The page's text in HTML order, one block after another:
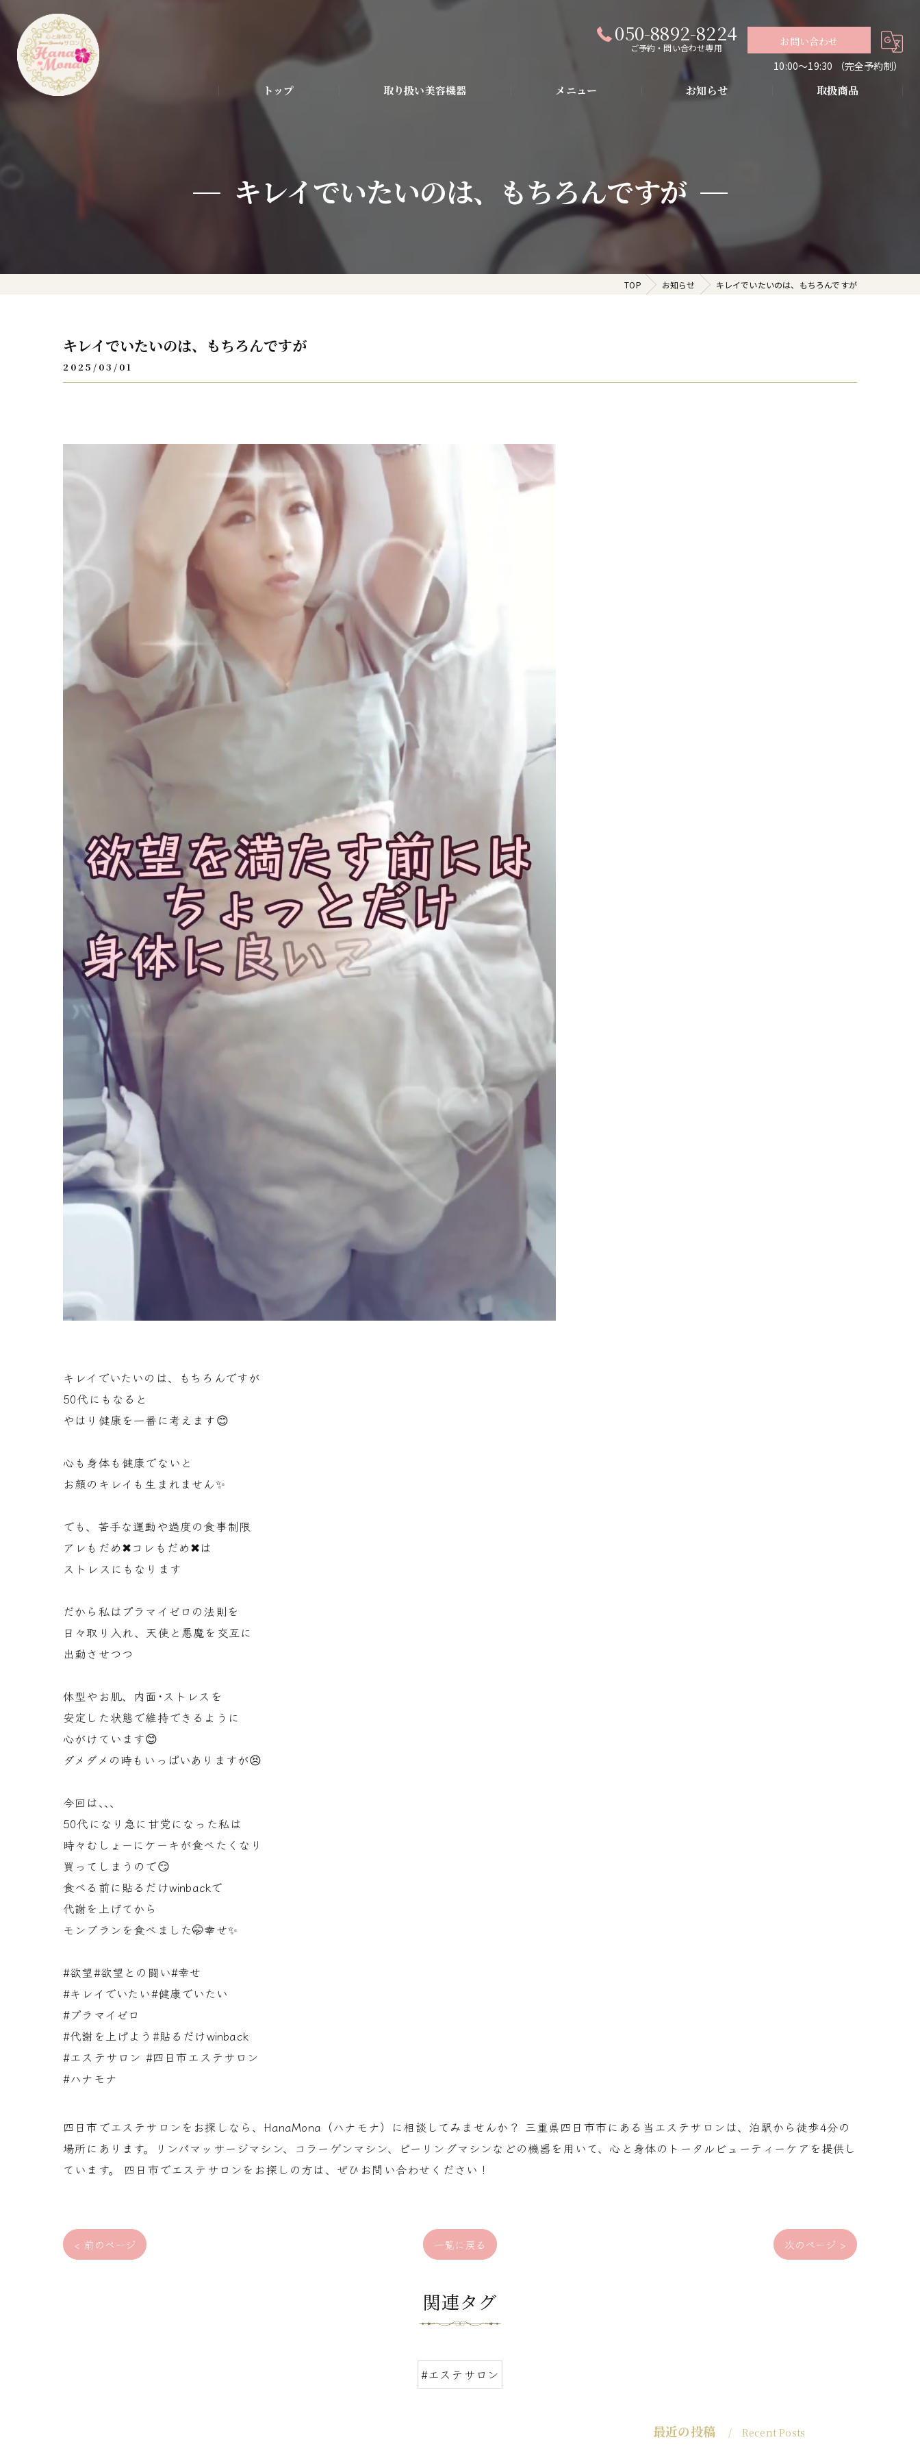
050-8892-8224
ご予約・問い合わせ専用
お問い合わせ
10:00〜19:30 （完全予約制）
トップ 取り扱い美容機器 メニュー
ピーリング・美容液導入・お肌の悩み改善
ダイエット・小顔・代謝アップ・肌質改善・リラクゼーション
お知らせ 取扱商品
キレイでいたいのは、もちろんですが
TOP お知らせ キレイでいたいのは、もちろんですが
キレイでいたいのは、もちろんですが
2025/03/01
キレイでいたいのは、もちろんですが
50代にもなると
やはり健康を一番に考えます😊
心も身体も健康でないと
お顔のキレイも生まれません✨
でも、苦手な運動や過度の食事制限
アレもだめ✖コレもだめ✖は
ストレスにもなります
だから私はプラマイゼロの法則を
日々取り入れ、天使と悪魔を交互に
出動させつつ
体型やお肌、内面･ストレスを
安定した状態で維持できるように
心がけています😊
ダメダメの時もいっぱいありますが😣
今回は､､､
50代になり急に甘党になった私は
時々むしょーにケーキが食べたくなり
買ってしまうので😏
食べる前に貼るだけwinbackで
代謝を上げてから
モンブランを食べました🤭幸せ✨
#欲望#欲望との闘い#幸せ
#キレイでいたい#健康でいたい
#プラマイゼロ
#代謝を上げよう#貼るだけwinback
#エステサロン #四日市エステサロン
#ハナモナ
四日市でエステサロンをお探しなら、HanaMona（ハナモナ）に相談してみませんか？ 三重県四日市市にある当エステサロンは、泊駅から徒歩4分の
場所にあります。リンパマッサージマシン、コラーゲンマシン、ピーリングマシンなどの機器を用いて、心と身体のトータルビューティーケアを提供し
ています。 四日市でエステサロンをお探しの方は、ぜひお問い合わせください！
< 前のページ 一覧に戻る 次のページ >
関連タグ
#エステサロン
最近の投稿 Recent Posts